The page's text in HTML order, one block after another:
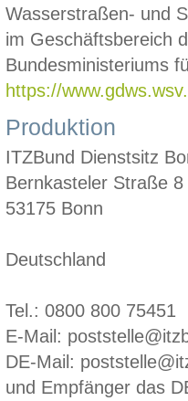
Wasserstraßen- und
im Geschäftsbereich
Bundesministeriums
https://
Produktion
ITZBund Dienstsitz
Bernkasteler Straße 8
53175 Bonn
Deutschland
Tel.: 0800 800 75451
E-Mail:
DE-Mail:
und Empfänger das